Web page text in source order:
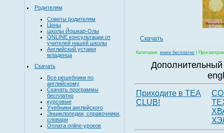
Родителям
Советы родителям
Цены
школы Йошкар-Олы
ONLINE консультации от
учителей нашей школы
Английский устами
младенца
Скачать
Все решебники по
английскому
Скачать программы
бесплатно
курсовые
Учебники английского
Энциклопедии, справочники,
словари
Оплата online-уроков
Скачать
Категория: книги бесплатно Просмотров
Приходите в TEA
CLUB!